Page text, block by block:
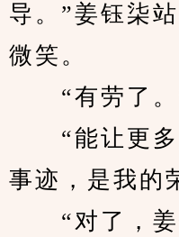
导。”姜钰柒
微笑。
“有劳了。”
“能让更多
事迹，是我的
“对了，姜